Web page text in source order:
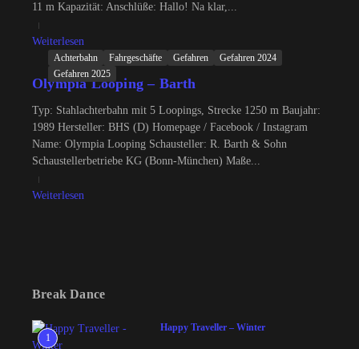
11 m Kapazität: Anschlüße: Hallo! Na klar,...
Weiterlesen
Achterbahn Fahrgeschäfte Gefahren
Gefahren 2024
Gefahren 2025
Olympia Looping – Barth
Typ: Stahlachterbahn mit 5 Loopings, Strecke 1250 m Baujahr:
1989 Hersteller: BHS (D) Homepage / Facebook / Instagram
Name: Olympia Looping Schausteller: R. Barth & Sohn
Schaustellerbetriebe KG (Bonn-München) Maße...
Weiterlesen
Break Dance
1
Happy Traveller – Winter